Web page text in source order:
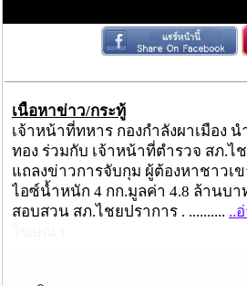
เนื้อหาข่าว/กระทู้
เจ้าหน้าที่ทหาร กองกำลังผาเมือง
ทอง ร่วมกับ เจ้าหน้าที่ตำรวจ สภ.ไ
แถลงข่าวการจับกุม ผู้ต้องหาชาวเ
ไอซ์น้ำหนัก 4 กก.มูลค่า 4.8 ล้านบ
สอบสวน สภ.ไชยปราการ . .......... ..